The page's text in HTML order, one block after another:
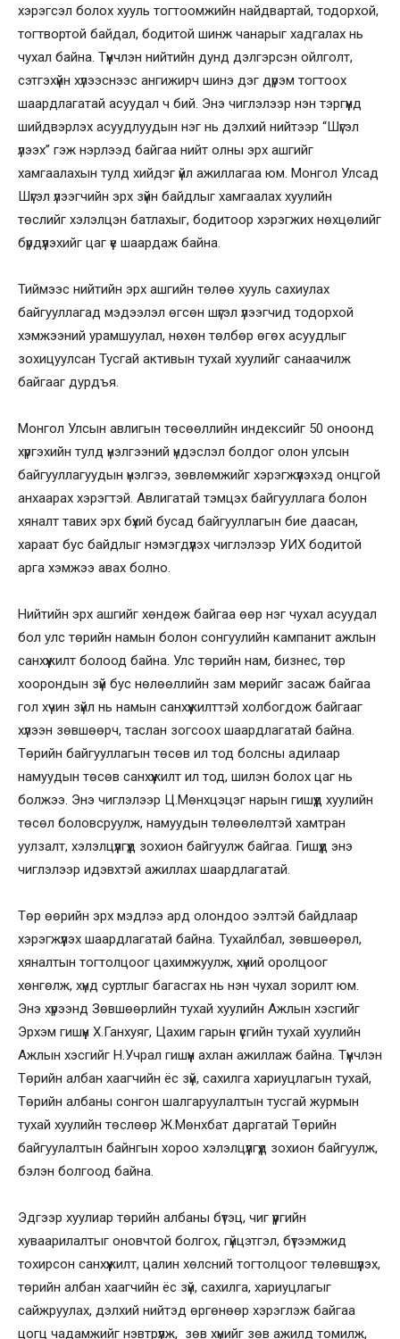
хэрэгсэл болох хууль тогтоомжийн найдвартай, тодорхой,
тогтвортой байдал, бодитой шинж чанарыг хадгалах нь
чухал байна. Түүнчлэн нийтийн дунд дэлгэрсэн ойлголт,
сэтгэхүйн хүлээснээс ангижирч шинэ дэг дүрэм тогтоох
шаардлагатай асуудал ч бий. Энэ чиглэлээр нэн тэргүүнд
шийдвэрлэх асуудлуудын нэг нь дэлхий нийтээр “Шүгэл
үлээх” гэж нэрлээд байгаа нийт олны эрх ашгийг
хамгаалахын тулд хийдэг үйл ажиллагаа юм. Монгол Улсад
Шүгэл үлээгчийн эрх зүйн байдлыг хамгаалах хуулийн
төслийг хэлэлцэн батлахыг, бодитоор хэрэгжих нөхцөлийг
бүрдүүлэхийг цаг үе шаардаж байна.
Тиймээс нийтийн эрх ашгийн төлөө хууль сахиулах
байгууллагад мэдээлэл өгсөн шүгэл үлээгчид тодорхой
хэмжээний урамшуулал, нөхөн төлбөр өгөх асуудлыг
зохицуулсан Тусгай активын тухай хуулийг санаачилж
байгааг дурдъя.
Монгол Улсын авлигын төсөөллийн индексийг 50 оноонд
хүргэхийн тулд үнэлгээний үндэслэл болдог олон улсын
байгууллагуудын үнэлгээ, зөвлөмжийг хэрэгжүүлэхэд онцгой
анхаарах хэрэгтэй. Авлигатай тэмцэх байгууллага болон
хяналт тавих эрх бүхий бусад байгууллагын бие даасан,
хараат бус байдлыг нэмэгдүүлэх чиглэлээр УИХ бодитой
арга хэмжээ авах болно.
Нийтийн эрх ашгийг хөндөж байгаа өөр нэг чухал асуудал
бол улс төрийн намын болон сонгуулийн кампанит ажлын
санхүүжилт болоод байна. Улс төрийн нам, бизнес, төр
хоорондын зүй бус нөлөөллийн зам мөрийг засаж байгаа
гол хүчин зүйл нь намын санхүүжилттэй холбогдож байгааг
хүлээн зөвшөөрч, таслан зогсоох шаардлагатай байна.
Төрийн байгууллагын төсөв ил тод болсны адилаар
намуудын төсөв санхүүжилт ил тод, шилэн болох цаг нь
болжээ. Энэ чиглэлээр Ц.Мөнхцэцэг нарын гишүүд хуулийн
төсөл боловсруулж, намуудын төлөөлөлтэй хамтран
уулзалт, хэлэлцүүлгүүд зохион байгуулж байгаа. Гишүүд энэ
чиглэлээр идэвхтэй ажиллах шаардлагатай.
Төр өөрийн эрх мэдлээ ард олондоо ээлтэй байдлаар
хэрэгжүүлэх шаардлагатай байна. Тухайлбал, зөвшөөрөл,
хяналтын тогтолцоог цахимжуулж, хүний оролцоог
хөнгөлж, хүнд суртлыг багасгах нь нэн чухал зорилт юм.
Энэ хүрээнд Зөвшөөрлийн тухай хуулийн Ажлын хэсгийг
Эрхэм гишүүн Х.Ганхуяг, Цахим гарын үсгийн тухай хуулийн
Ажлын хэсгийг Н.Учрал гишүүн ахлан ажиллаж байна. Түүнчлэн
Төрийн албан хаагчийн ёс зүй, сахилга хариуцлагын тухай,
Төрийн албаны сонгон шалгаруулалтын тусгай журмын
тухай хуулийн төслөөр Ж.Мөнхбат даргатай Төрийн
байгуулалтын байнгын хороо хэлэлцүүлгүүд зохион байгуулж,
бэлэн болгоод байна.
Эдгээр хуулиар төрийн албаны бүтэц, чиг үүргийн
хуваарилалтыг оновчтой болгох, гүйцэтгэл, бүтээмжид
тохирсон санхүүжилт, цалин хөлсний тогтолцоог төлөвшүүлэх,
төрийн албан хаагчийн ёс зүй, сахилга, хариуцлагыг
сайжруулах, дэлхий нийтэд өргөнөөр хэрэглэж байгаа
цогц чадамжийг нэвтрүүлж, зөв хүнийг зөв ажилд томилж,